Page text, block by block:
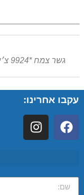
גשר צמח *9924 צ׳יטו טיגו 8 פרו המותג הסיני הגיע לצפון
עקבו אחרינו: